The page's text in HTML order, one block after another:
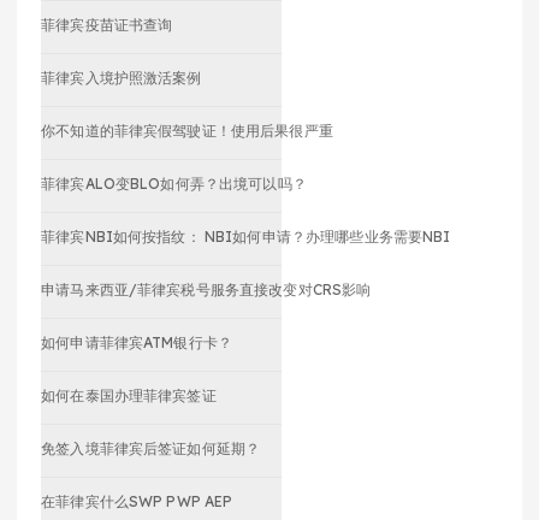
菲律宾疫苗证书查询
菲律宾入境护照激活案例
你不知道的菲律宾假驾驶证！使用后果很严重
菲律宾ALO变BLO如何弄？出境可以吗？
菲律宾NBI如何按指纹： NBI如何申请？办理哪些业务需要NBI
申请马来西亚/菲律宾税号服务直接改变对CRS影响
如何申请菲律宾ATM银行卡？
如何在泰国办理菲律宾签证
免签入境菲律宾后签证如何延期？
在菲律宾什么SWP PWP AEP